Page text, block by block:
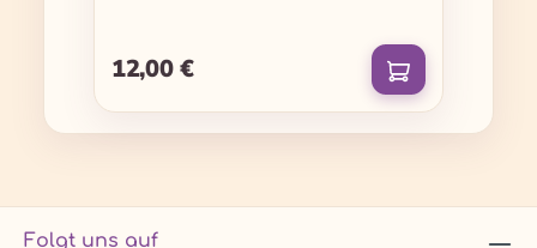
Regulärer Preis:
12,00 €
Folgt uns auf